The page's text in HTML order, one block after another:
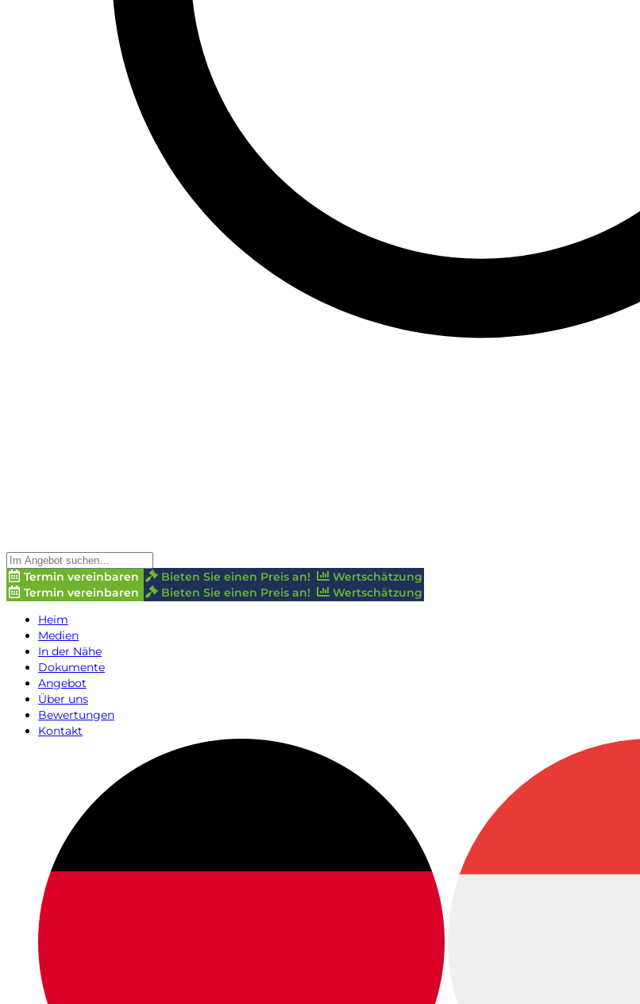
Termin vereinbaren Bieten Sie einen Preis an!
Wertschätzung
Termin vereinbaren
Bieten Sie einen Preis an!
Wertschätzung
Heim
Medien
In der Nähe
Dokumente
Angebot
Über uns
Bewertungen
Kontakt